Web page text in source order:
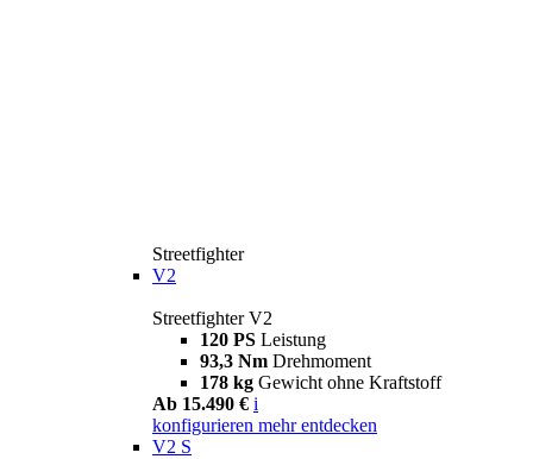
Streetfighter
V2
Streetfighter V2
120 PS Leistung
93,3 Nm Drehmoment
178 kg Gewicht ohne Kraftstoff
Ab 15.490 € i
konfigurieren mehr entdecken
V2 S